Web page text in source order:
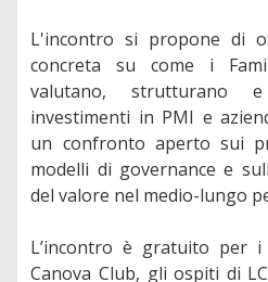
L'incontro si propone di
concreta su come i
valutano, strutturano
investimenti in PMI e
un confronto aperto sui
modelli di governance e
del valore nel medio-lungo
L’incontro è gratuito per i
Canova Club, gli ospiti di